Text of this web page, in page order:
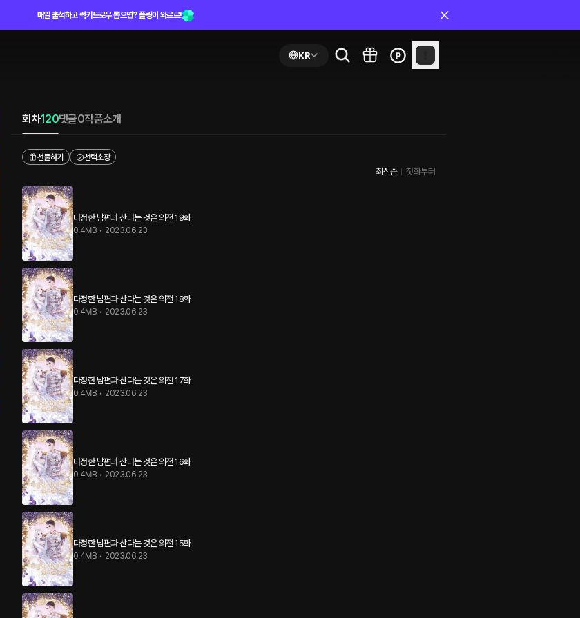
매일 출석하고 럭키드로우 뽑으면? 플링이 와르르!
KR
회차120댓글0작품소개
선물하기 선택소장
최신순 첫화부터
다정한 남편과 산다는 것은 외전 19화
0.4MB • 2023.06.23
다정한 남편과 산다는 것은 외전 18화
0.4MB • 2023.06.23
다정한 남편과 산다는 것은 외전 17화
0.4MB • 2023.06.23
다정한 남편과 산다는 것은 외전 16화
0.4MB • 2023.06.23
다정한 남편과 산다는 것은 외전 15화
0.4MB • 2023.06.23